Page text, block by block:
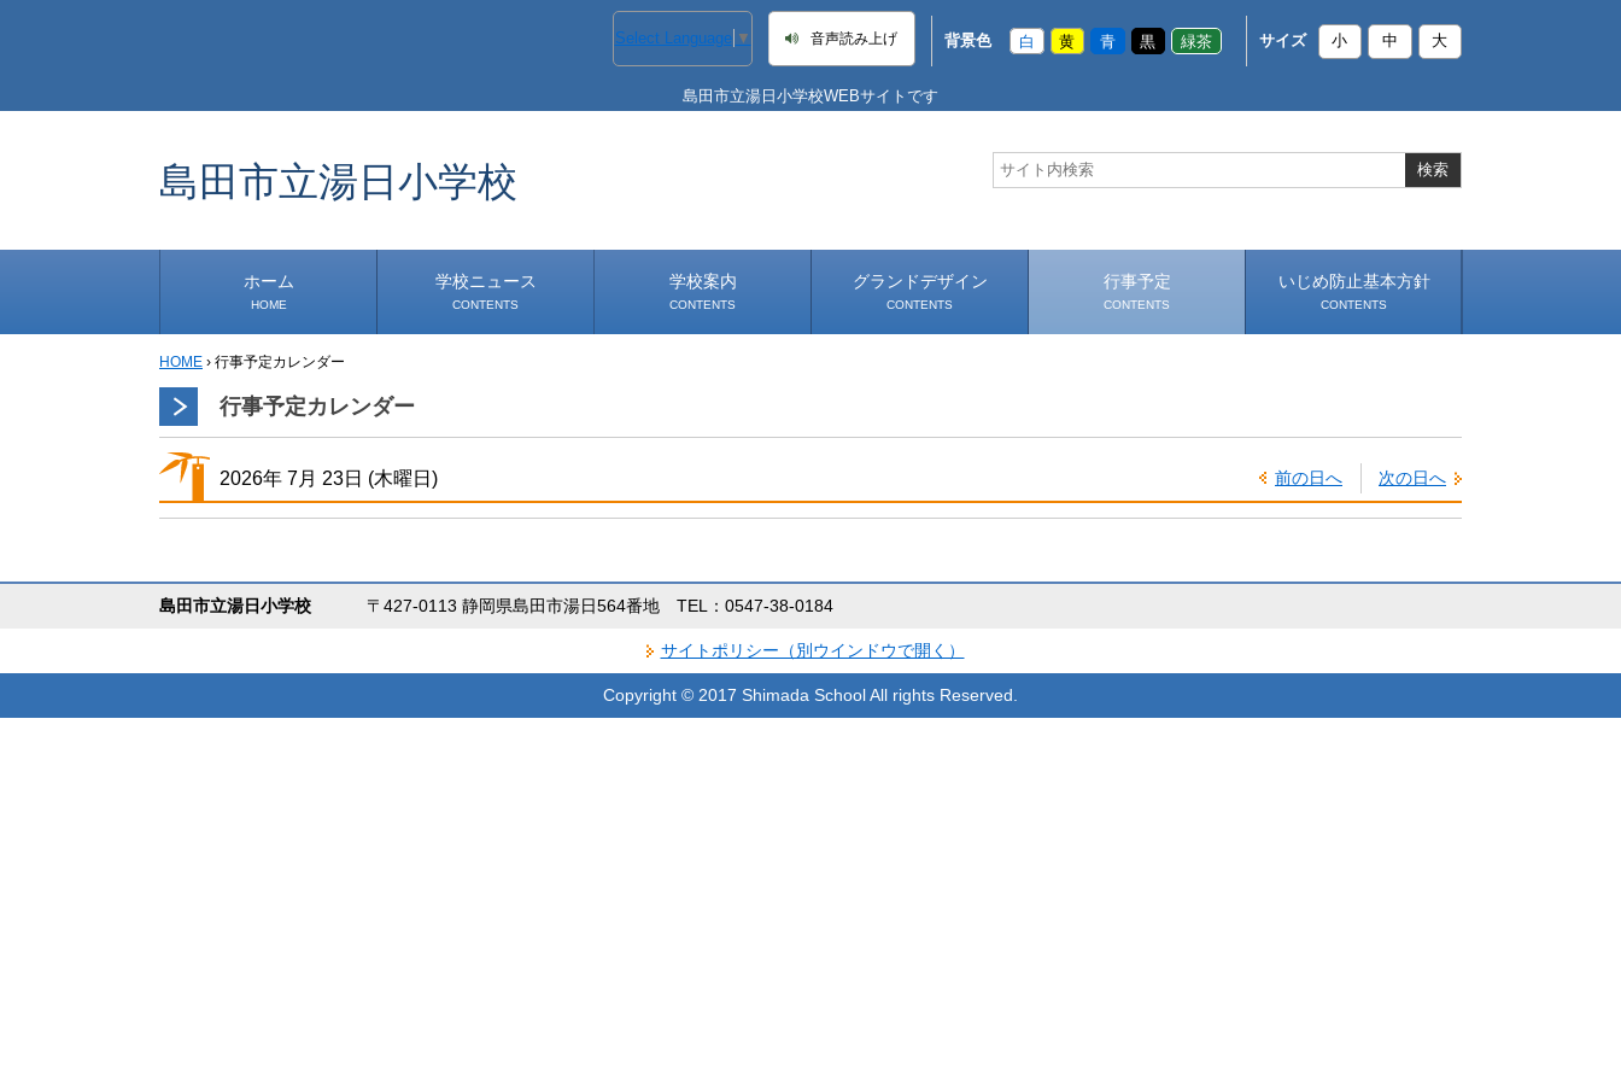
Select Language ▼ 音声読み上げ 背景色 白 黄 青 黒 緑茶 サイズ 小 中 大
島田市立湯日小学校WEBサイトです
島田市立湯日小学校
ホーム
HOME
学校ニュース
CONTENTS
学校案内
CONTENTS
グランドデザイン
CONTENTS
行事予定
CONTENTS
いじめ防止基本方針
CONTENTS
HOME › 行事予定カレンダー
行事予定カレンダー
2026年 7月 23日 (木曜日) 前の日へ 次の日へ
島田市立湯日小学校 〒427-0113 静岡県島田市湯日564番地 TEL：0547-38-0184
サイトポリシー（別ウインドウで開く）
Copyright © 2017 Shimada School All rights Reserved.